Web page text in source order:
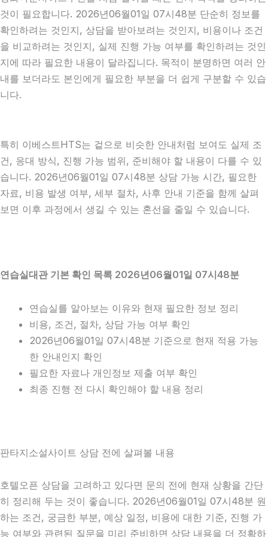
것이 필요합니다. 2026년06월01일 07시48분 단순히 정보를
확인하려는 것인지, 상담을 받아보려는 것인지, 비용이나 조건
을 비교하려는 것인지, 실제 진행 가능 여부를 확인하려는 것인
지에 따라 필요한 내용이 달라집니다. 목적이 분명하면 여러 안
내를 보더라도 본인에게 필요한 부분을 더 쉽게 구분할 수 있습
니다.
특히 이베스트HTS는 겉으로 비슷한 안내처럼 보여도 실제 조
건, 응대 방식, 진행 가능 범위, 준비해야 할 내용이 다를 수 있
습니다. 2026년06월01일 07시48분 상담 가능 시간, 필요한
자료, 비용 발생 여부, 세부 절차, 사후 안내 기준을 함께 살펴
보면 이후 과정에서 생길 수 있는 혼선을 줄일 수 있습니다.
연습실대관 기본 확인 목록 2026년06월01일 07시48분
연습실를 알아보는 이유와 현재 필요한 정보 정리
비용, 조건, 절차, 상담 가능 여부 확인
2026년06월01일 07시48분 기준으로 현재 적용 가능
한 안내인지 확인
필요한 자료나 개인정보 제출 여부 확인
최종 진행 전 다시 확인해야 할 내용 정리
판타지소설사이트 상담 전에 살펴볼 내용
호텔오픈 상담을 고려하고 있다면 문의 전에 현재 상황을 간단
히 정리해 두는 것이 좋습니다. 2026년06월01일 07시48분 원
하는 조건, 궁금한 부분, 예상 일정, 비용에 대한 기준, 진행 가
능 여부와 관련된 질문을 미리 준비하면 상담 내용을 더 정확하